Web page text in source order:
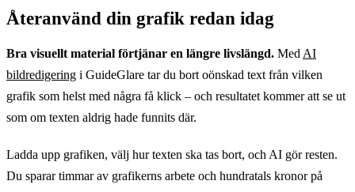
Återanvänd din grafik redan idag
Bra visuellt material förtjänar en längre livslängd. Med AI
bildredigering i GuideGlare tar du bort oönskad text från vilken
grafik som helst med några få klick – och resultatet kommer att se ut
som om texten aldrig hade funnits där.
Ladda upp grafiken, välj hur texten ska tas bort, och AI gör resten.
Du sparar timmar av grafikerns arbete och hundratals kronor på